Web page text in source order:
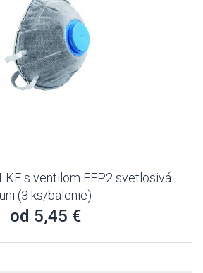
s ventilom FFP2 svetlosivá
uni (3 ks/balenie)
od 5,45 €